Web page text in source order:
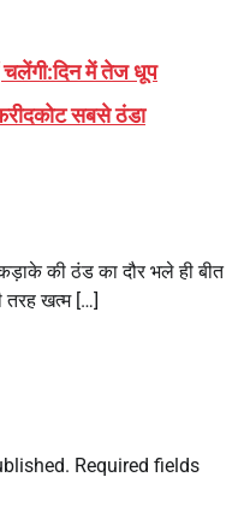
चलेंगी:दिन में तेज धूप
सबसे ठंडा
की ठंड का दौर भले ही बीत
तरह खत्म […]
Required fields